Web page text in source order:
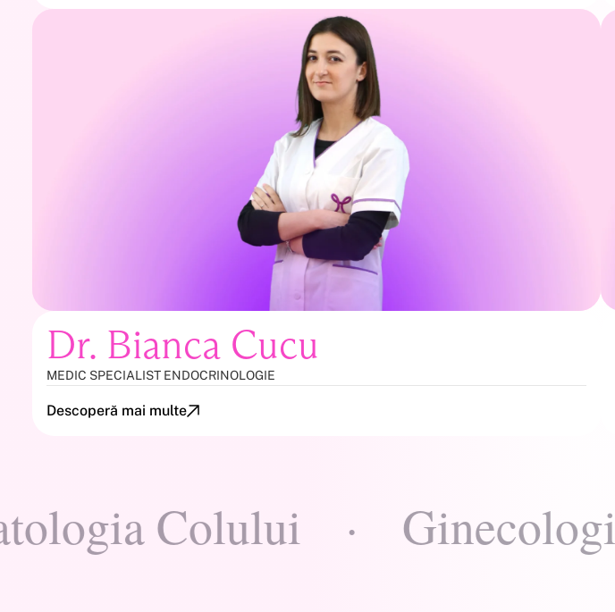
Dr. Bianca Cucu
MEDIC SPECIALIST ENDOCRINOLOGIE
Descoperă mai multe
Colului · Ginecologie ·